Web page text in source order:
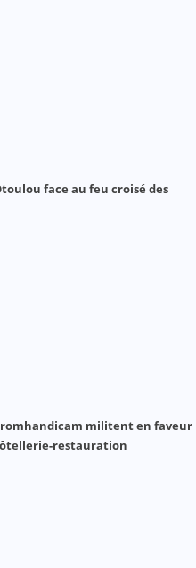
face au feu croisé des
militent en faveur
restauration